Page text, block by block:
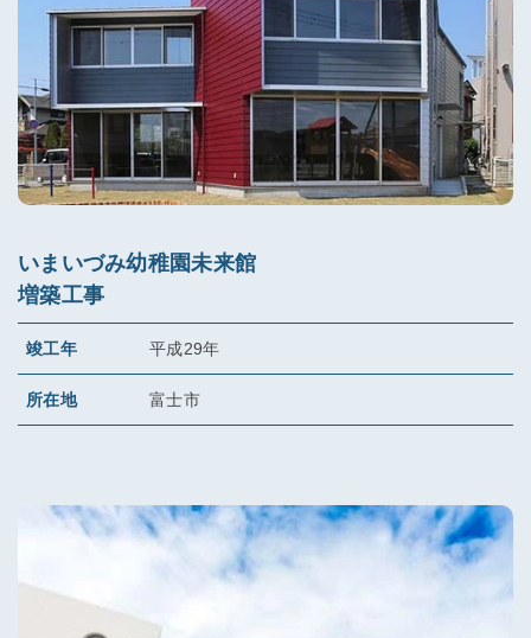
いまいづみ幼稚園未来館
増築工事
竣工年 平成29年
所在地 富士市